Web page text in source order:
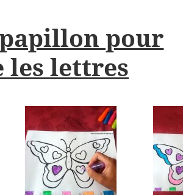
pour
les lettres